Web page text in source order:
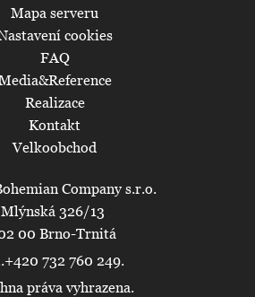
Company s.r.o.
Mlýnská 326/13
00 Brno-Trnitá
732 760 249.
práva vyhrazena.
Mapa serveru
cookies
FAQ
Realizace
Kontakt
Velkoobchod